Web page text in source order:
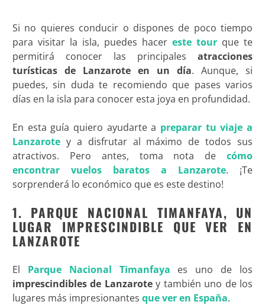
Si no quieres conducir o dispones de poco tiempo
para visitar la isla, puedes hacereste tour que te
permitirá conocer las principalesatracciones
turísticas de Lanzarote en un día. Aunque, si
puedes, sin duda te recomiendo que pases varios
días en la isla para conocer esta joya en profundidad.
En esta guía quiero ayudarte a preparar tu viaje a
Lanzarotey a disfrutar al máximo de todos sus
atractivos. Pero antes, toma nota decómo
encontrar vuelos baratos a Lanzarote. ¡Te
sorprenderá lo económico que es este destino!
1. PARQUE NACIONAL TIMANFAYA, UN
LUGAR IMPRESCINDIBLE QUE VER EN
LANZAROTE
El Parque Nacional Timanfaya es uno de los
imprescindibles de Lanzarotey también uno de los
lugares más impresionantes que ver en España.